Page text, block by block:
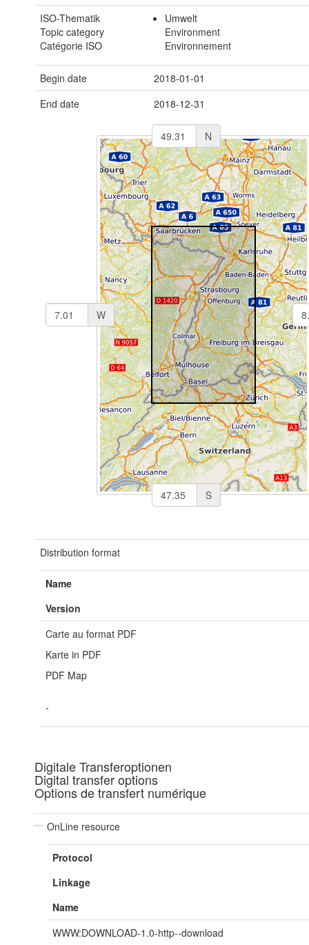
ISO-Thematik
Topic category
Catégorie ISO
Umwelt
Environment
Environnement
Begin date
2018-01-01
End date
2018-12-31
N
S
W
Distribution format
Name
Version
Carte au format PDF
Karte in PDF
PDF Map
-
Digitale Transferoptionen
Digital transfer options
Options de transfert numérique
OnLine resource
Protocol
Linkage
Name
WWW:DOWNLOAD-1.0-http--download